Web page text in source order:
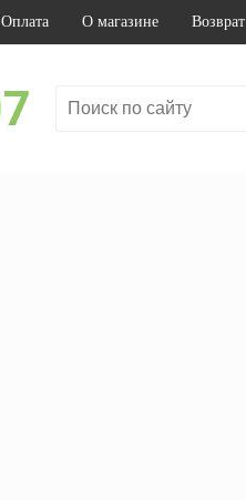
Оплата О магазине Возврат